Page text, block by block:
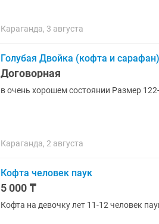
Караганда, 3 августа
Голубая Двойка (кофта и
Договорная
в очень хорошем состоянии Размер
Караганда, 2 августа
Кофта человек паук
5 000 ₸
Кофта на девочку лет 11-12 человек